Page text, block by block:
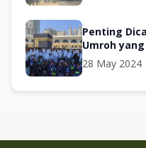
Penting
Umroh
Sebelum
28 May 2024